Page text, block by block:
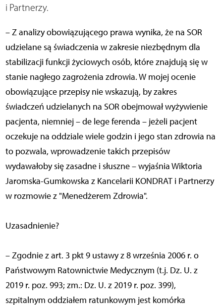
i Partnerzy.
– Z analizy obowiązującego prawa wynika, że na SOR
udzielane są świadczenia w zakresie niezbędnym dla
stabilizacji funkcji życiowych osób, które znajdują się w
stanie nagłego zagrożenia zdrowia. W mojej ocenie
obowiązujące przepisy nie wskazują, by zakres
świadczeń udzielanych na SOR obejmował wyżywienie
pacjenta, niemniej – de lege ferenda – jeżeli pacjent
oczekuje na oddziale wiele godzin i jego stan zdrowia na
to pozwala, wprowadzenie takich przepisów
wydawałoby się zasadne i słuszne – wyjaśnia Wiktoria
Jaromska-Gumkowska z Kancelarii KONDRAT i Partnerzy
w rozmowie z "Menedżerem Zdrowia".
Uzasadnienie?
– Zgodnie z art. 3 pkt 9 ustawy z 8 września 2006 r. o
Państwowym Ratownictwie Medycznym (t.j. Dz. U. z
2019 r. poz. 993; zm.: Dz. U. z 2019 r. poz. 399),
szpitalnym oddziałem ratunkowym jest komórka